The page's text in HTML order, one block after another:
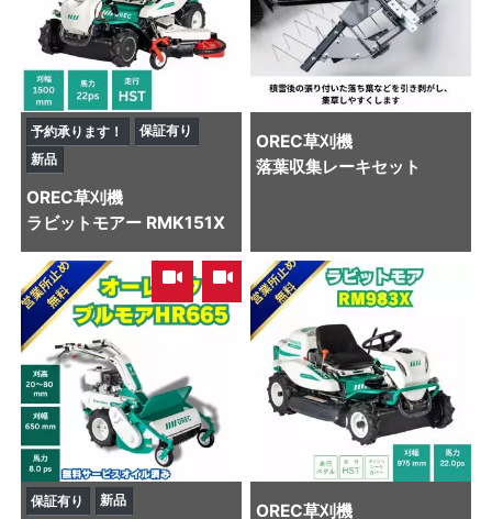
予約承ります！
保証有り
新品
OREC草刈機
ラビットモアー RMK151X
OREC草刈機
落葉収集レーキセット
,
保証有り 新品
OREC草刈機